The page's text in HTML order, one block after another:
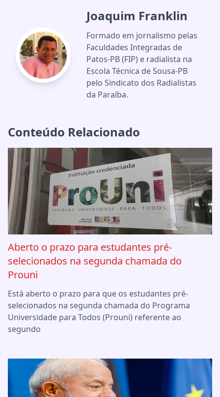
Joaquim Franklin
Formado em jornalismo pelas
Faculdades Integradas de
Patos-PB (FIP) e radialista na
Escola Técnica de Sousa-PB
pelo Sindicato dos Radialistas
da Paraíba.
Conteúdo Relacionado
Aberto o prazo para estudantes pré-
selecionados na segunda chamada do
Prouni
Está aberto o prazo para que os estudantes pré-
selecionados na segunda chamada do Programa
Universidade para Todos (Prouni) referente ao
segundo